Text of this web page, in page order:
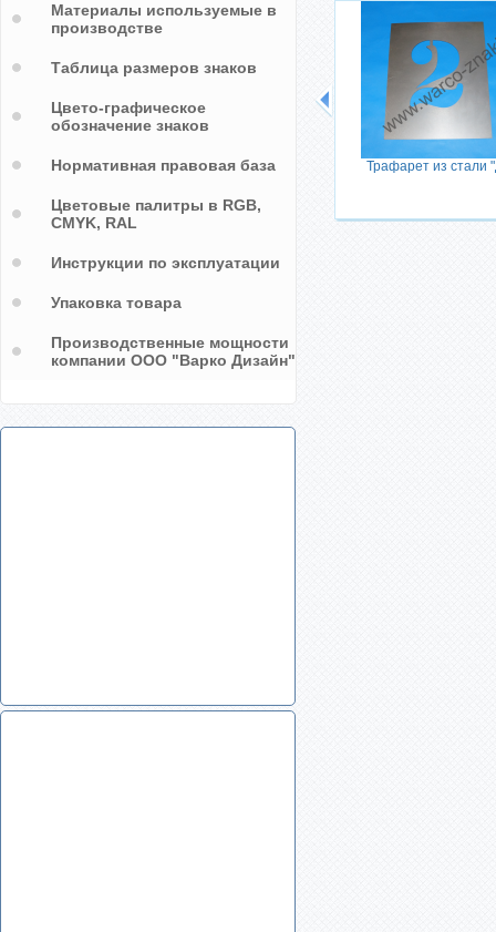
Трафарет из стали
Материалы используемые в
производстве
Таблица размеров знаков
Цвето-графическое
обозначение знаков
Нормативная правовая база
Цветовые палитры в RGB,
CMYK, RAL
Инструкции по эксплуатации
Упаковка товара
Производственные мощности
компании ООО "Варко Дизайн"